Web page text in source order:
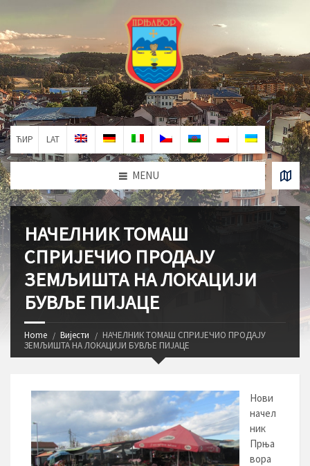
ЋИР LAT
MENU
НАЧЕЛНИК ТОМАШ
СПРИЈЕЧИО ПРОДАЈУ
ЗЕМЉИШТА НА ЛОКАЦИЈИ
БУВЉЕ ПИЈАЦЕ
Home Вијести
НАЧЕЛНИК ТОМАШ СПРИЈЕЧИО ПРОДАЈУ
ЗЕМЉИШТА НА ЛОКАЦИЈИ БУВЉЕ ПИЈАЦЕ
Нови
начел
ник
Прња
вора